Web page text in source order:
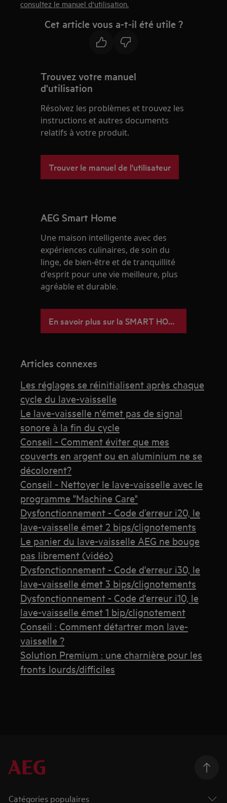
consultez le manuel d'utilisation.
Cet article vous a-t-il été utile ?
Trouvez votre manuel
d'utilisation
Résolvez les problèmes et trouvez les
instructions et autres documents
relatifs à votre produit.
Trouver le manuel de l'utilisateur
AEG Smart Home
Une maison intelligente avec des
expériences culinaires, de soin du
linge, de bien-être et de tranquillité
d'esprit pour une vie meilleure, plus
agréable et durable.
En savoir plus sur la SMART HOME AEG
Articles connexes
Les réglages se réinitialisent après chaque
cycle du lave-vaisselle
Le lave-vaisselle n'émet pas de signal
sonore à la fin du cycle
Conseil - Comment éviter que mes
couverts en argent ou en aluminium ne se
décolorent?
Conseil - Nettoyer le lave-vaisselle avec le
programme "Machine Care"
Dysfonctionnement - Code d’erreur i20, le
lave-vaisselle émet 2 bips/clignotements
Le panier du lave-vaisselle AEG ne bouge
pas librement (vidéo)
Dysfonctionnement - Code d'erreur i30, le
lave-vaisselle émet 3 bips/clignotements
Dysfonctionnement - Code d'erreur i10, le
lave-vaisselle émet 1 bip/clignotement
Conseil : Comment détartrer mon lave-
vaisselle ?
Solution Premium : une charnière pour les
fronts lourds/difficiles
Catégories populaires